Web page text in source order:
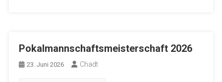
Pokalmannschaftsmeisterschaft 2026
23. Juni 2026 Chadt